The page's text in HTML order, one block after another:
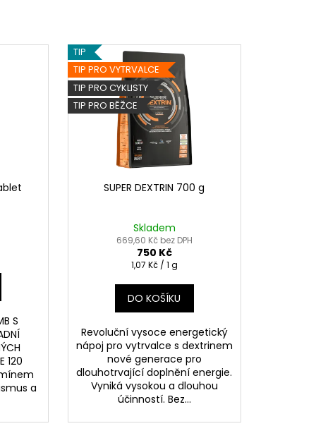
S
120
a
TIP
TIP PRO VYTRVALCE
TIP PRO CYKLISTY
TIP PRO BĚŽCE
SUPER DEXTRIN 700 g
Skladem
669,60 Kč bez DPH
750 Kč
Měrná
1,07 Kč / 1 g
DO KOŠÍKU
Revoluční vysoce energetický
nápoj pro vytrvalce s dextrinem
nové generace pro
dlouhotrvající doplnění energie.
Vyniká vysokou a dlouhou
účinností. Bez...